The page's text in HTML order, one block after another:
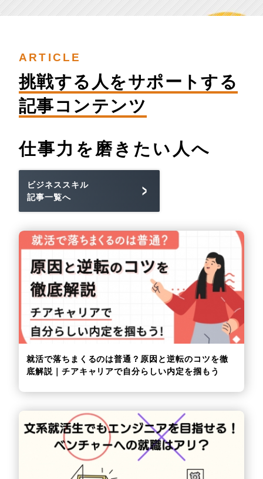
ARTICLE
挑戦する人をサポートする
記事コンテンツ
仕事力を 磨きたい人へ
ビジネススキル
記事一覧へ
就活で落ちまくるのは普通？原因と逆転のコツを徹
底解説｜チアキャリアで自分らしい内定を掴もう